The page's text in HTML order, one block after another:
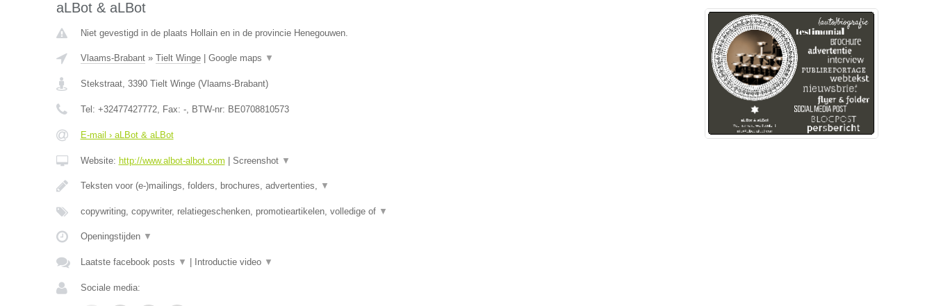
aLBot & aLBot
Niet gevestigd in de plaats Hollain en in de provincie Henegouwen.
Vlaams-Brabant» Tielt Winge| Google maps ▼
Stekstraat, 3390 Tielt Winge(Vlaams-Brabant)
Tel: +32477427772, Fax: -, BTW-nr: BE0708810573
E-mail › aLBot & aLBot
Website: http://www.albot-albot.com Screenshot ▼
Teksten voor (e-)mailings, folders, brochures, advertenties, ▼
copywriting, copywriter, relatiegeschenken, promotieartikelen, volledige of ▼
Openingstijden ▼
Laatste facebook posts ▼ Introductie video ▼
Sociale media: